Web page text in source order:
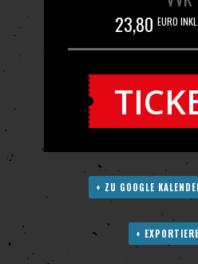
23,80 EURO
+ ZU GOOGLE
+